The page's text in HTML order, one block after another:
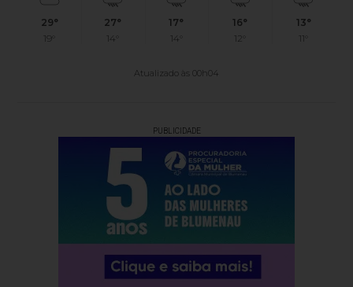
29°
19°
27°
14°
17°
14°
16°
12°
13°
11°
Atualizado às 00h04
PUBLICIDADE